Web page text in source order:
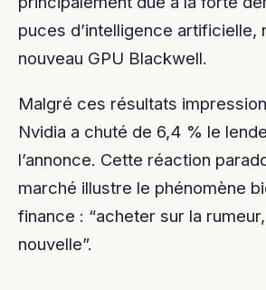
puces d’intelligence artificielle,
nouveau GPU Blackwell.
Malgré ces résultats
Nvidia a chuté de 6,4 % le
l’annonce. Cette réaction
marché illustre le phénomène
finance : “acheter sur la
nouvelle”.